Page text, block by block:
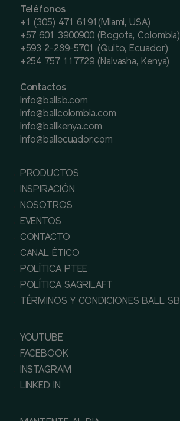
Teléfonos
+1 (305) 471 6191(Miami, USA)
+57 601 3900900 (Bogota, Colombia)
+593 2-289-5701 (Quito, Ecuador)
+254 757 117729 (Naivasha, Kenya)
Contactos
Info@ballsb.com
info@ballcolombia.com
info@ballkenya.com
info@ballecuador.com
PRODUCTOS
INSPIRACIÓN
NOSOTROS
EVENTOS
CONTACTO
CANAL ÉTICO
POLÍTICA PTEE
POLÍTICA SAGRILAFT
TÉRMINOS Y CONDICIONES BALL SB
YOUTUBE
FACEBOOK
INSTAGRAM
LINKED IN